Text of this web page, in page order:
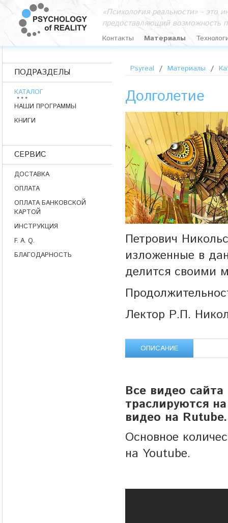
«Психология реальности» - это
предоставляющий возможность
Контакты Материалы
ПОДРАЗДЕЛЫ
КАТАЛОГ
НАШИ ПРОГРАММЫ
КНИГИ
СЕРВИС
ДОСТАВКА
ОПЛАТА
ОПЛАТА БАНКОВСКОЙ
КАРТОЙ
ИНСТРУКЦИЯ
F. A. Q.
БЛАГОДАРНОСТЬ
Psyreal / Материалы /
Долголетие
Петрович
изложенные в
делится своими
Лектор Р.П.
ОПИСАНИЕ
Все видео
траслируются
видео на Rutube.
Основное
на Youtube.